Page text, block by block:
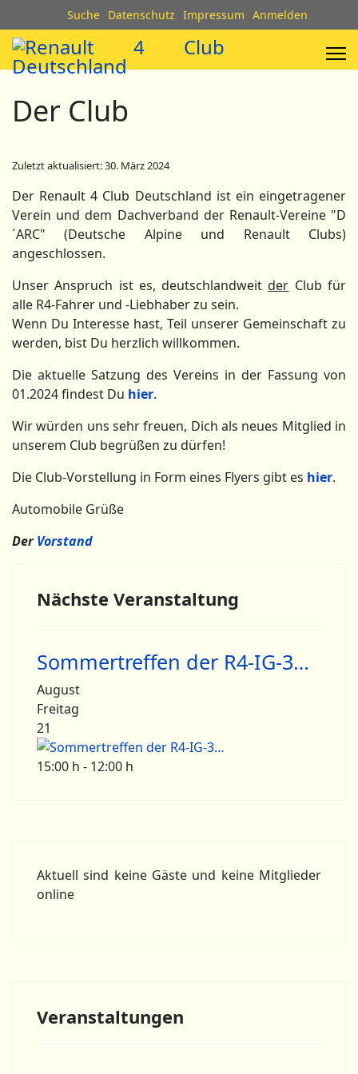
Suche Datenschutz Impressum Anmelden
Der Club
Zuletzt aktualisiert: 30. März 2024
Der Renault 4 Club Deutschland ist ein eingetragener
Verein und dem Dachverband der Renault-Vereine "D
´ARC" (Deutsche Alpine und Renault Clubs)
angeschlossen.
Unser Anspruch ist es, deutschlandweitder Club für
alle R4-Fahrer und -Liebhaber zu sein.
Wenn Du Interesse hast, Teil unserer Gemeinschaft zu
werden, bist Du herzlich willkommen.
Die aktuelle Satzung des Vereins in der Fassung von
01.2024 findest Du hier.
Wir würden uns sehr freuen, Dich als neues Mitglied in
unserem Club begrüßen zu dürfen!
Die Club-Vorstellung in Form eines Flyers gibt es hier.
Automobile Grüße
DerVorstand
Nächste Veranstaltung
Sommertreffen der R4-IG-3…
August
Freitag
21
15:00 h - 12:00 h
Aktuell sind keine Gäste und keine Mitglieder
online
Veranstaltungen